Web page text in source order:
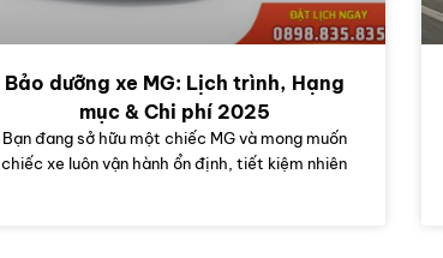
Bảo dưỡng xe MG: Lịch trình, Hạng
mục & Chi phí 2025
Bạn đang sở hữu một chiếc MG và mong muốn
chiếc xe luôn vận hành ổn định, tiết kiệm nhiên